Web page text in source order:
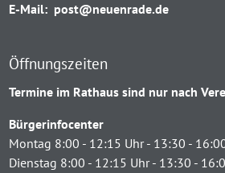
E-Mail: post@neuenrade.de
Öffnungszeiten
Termine im Rathaus sind nur nach
Bürgerinfocenter
Montag 8:00 - 12:15 Uhr - 13:30 -
Dienstag 8:00 - 12:15 Uhr - 13:30 -